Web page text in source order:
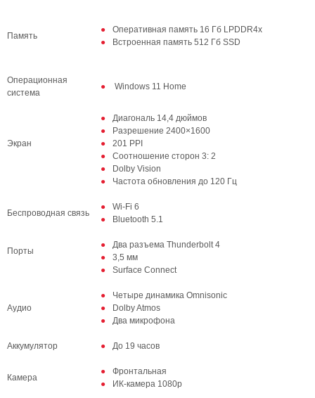
Память
Оперативная память 16 Гб LPDDR4x
Встроенная память 512 Гб SSD
Операционная
система
Windows 11 Home
Экран
Диагональ 14,4 дюймов
Разрешение 2400×1600
201 PPI
Соотношение сторон 3: 2
Dolby Vision
Частота обновления до 120 Гц
Беспроводная связь
Wi-Fi 6
Bluetooth 5.1
Порты
Два разъема Thunderbolt 4
3,5 мм
Surface Connect
Аудио
Четыре динамика Omnisonic
Dolby Atmos
Два микрофона
Аккумулятор До 19 часов
Камера
Фронтальная
ИК-камера 1080p